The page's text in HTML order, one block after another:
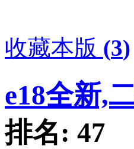
收藏本版 (3)
e18全新,
排名: 47